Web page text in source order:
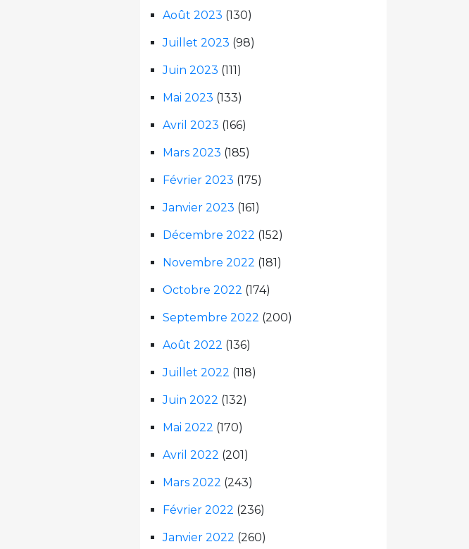
Août 2023 (130)
Juillet 2023 (98)
Juin 2023 (111)
Mai 2023 (133)
Avril 2023 (166)
Mars 2023 (185)
Février 2023 (175)
Janvier 2023 (161)
Décembre 2022 (152)
Novembre 2022 (181)
Octobre 2022 (174)
Septembre 2022 (200)
Août 2022 (136)
Juillet 2022 (118)
Juin 2022 (132)
Mai 2022 (170)
Avril 2022 (201)
Mars 2022 (243)
Février 2022 (236)
Janvier 2022 (260)